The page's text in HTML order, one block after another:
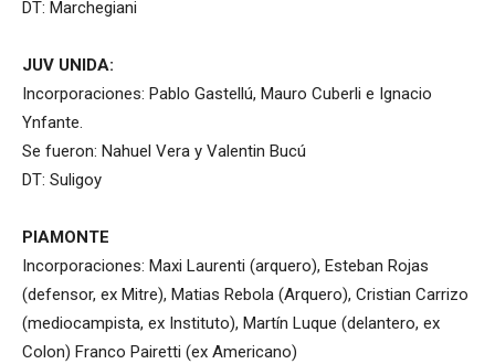
DT: Marchegiani
JUV UNIDA:
Incorporaciones: Pablo Gastellú, Mauro Cuberli e Ignacio
Ynfante.
Se fueron: Nahuel Vera y Valentin Bucú
DT: Suligoy
PIAMONTE
Incorporaciones: Maxi Laurenti (arquero), Esteban Rojas
(defensor, ex Mitre), Matias Rebola (Arquero), Cristian Carrizo
(mediocampista, ex Instituto), Martín Luque (delantero, ex
Colon) Franco Pairetti (ex Americano)